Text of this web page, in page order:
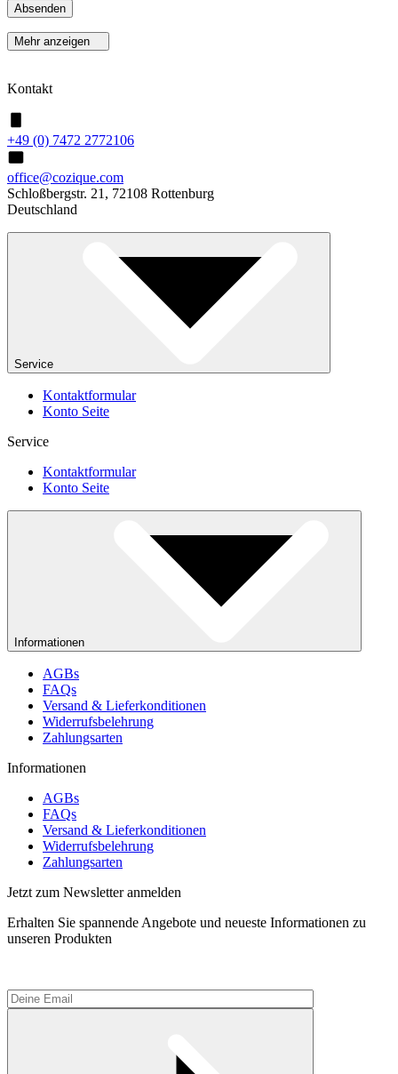
Mehr anzeigen
Kontakt
+49 (0) 7472 2772106
office@cozique.com
Schloßbergstr. 21, 72108 Rottenburg
Deutschland
Service
Kontaktformular
Konto Seite
Service
Kontaktformular
Konto Seite
Informationen
AGBs
FAQs
Versand & Lieferkonditionen
Widerrufsbelehrung
Zahlungsarten
Informationen
AGBs
FAQs
Versand & Lieferkonditionen
Widerrufsbelehrung
Zahlungsarten
Jetzt zum Newsletter anmelden
Erhalten Sie spannende Angebote und neueste Informationen zu
unseren Produkten